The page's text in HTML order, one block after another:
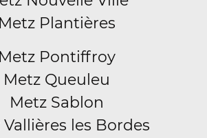
Metz Plantières
Metz Pontiffroy
Metz Queuleu
Metz Sablon
Vallières les Bordes